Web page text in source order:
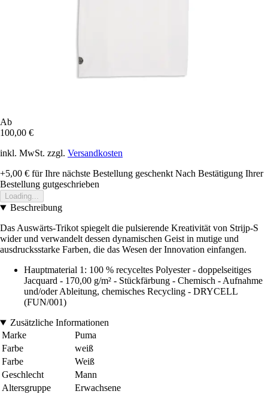
Ab
100,00 €
inkl. MwSt. zzgl. Versandkosten
+5,00 € für Ihre nächste Bestellung geschenkt Nach Bestätigung Ihrer
Bestellung gutgeschrieben
Loading...
Beschreibung
Das Auswärts-Trikot spiegelt die pulsierende Kreativität von Strijp-S
wider und verwandelt dessen dynamischen Geist in mutige und
ausdrucksstarke Farben, die das Wesen der Innovation einfangen.
Hauptmaterial 1: 100 % recyceltes Polyester - doppelseitiges
Jacquard - 170,00 g/m² - Stückfärbung - Chemisch - Aufnahme
und/oder Ableitung, chemisches Recycling - DRYCELL
(FUN/001)
Zusätzliche Informationen
Marke
Puma
Farbe
weiß
Farbe
Weiß
Geschlecht
Mann
Altersgruppe
Erwachsene